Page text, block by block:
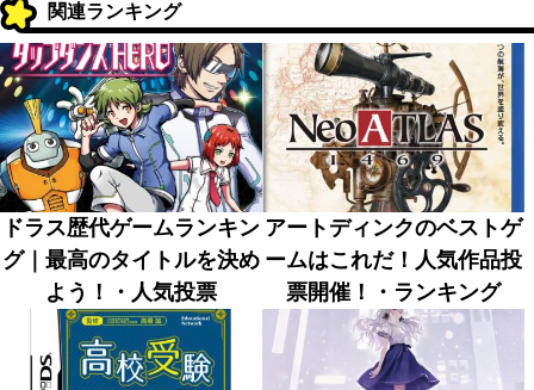
関連ランキング
ドラス歴代ゲームランキン
グ｜最高のタイトルを決め
よう！・人気投票
アートディンクのベストゲ
ームはこれだ！人気作品投
票開催！・ランキング